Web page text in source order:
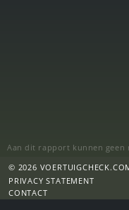
Aan dit rapport kunnen geen
© 2026
PRIVACY STATEMENT
CONTACT